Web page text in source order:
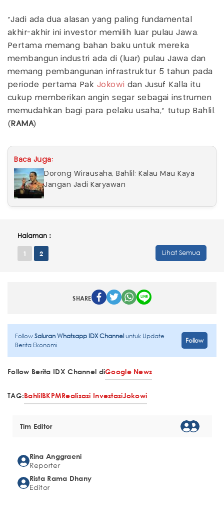
"Jadi ada dua alasan yang paling fundamental
akhir-akhir ini investor memilih luar pulau Jawa.
Pertama memang bahan baku untuk mereka
membangun industri ada di (luar) pulau Jawa dan
memang pembangunan infrastruktur 5 tahun pada
periode pertama Pak Jokowi dan Jusuf Kalla itu
cukup memberikan angin segar sebagai instrumen
memudahkan bagi para pelaku usaha," tutup Bahlil.
( RAMA)
Baca Juga:
Dorong Wirausaha, Bahlil: Kalau Mau Kaya
Jangan Jadi Karyawan
Halaman :
1 2 Lihat Semua
SHARE
FollowSaluran Whatsapp IDX Channeluntuk Update
Berita Ekonomi
Follow
Follow Berita IDX Channel diGoogle News
TAG:BahlilBKPMRealisasi InvestasiJokowi
Tim Editor
Rina Anggraeni
Reporter
Rista Rama Dhany
Editor